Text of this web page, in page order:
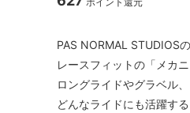
PAS NORMAL STUDIOS
レースフィットの「メカニ
ロングライドやグラベル
どんなライドにも活躍する